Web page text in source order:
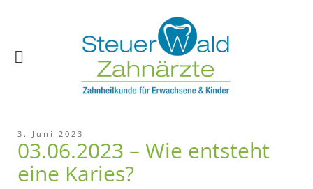
3. Juni 2023
03.06.2023 – Wie entsteht
eine Karies?